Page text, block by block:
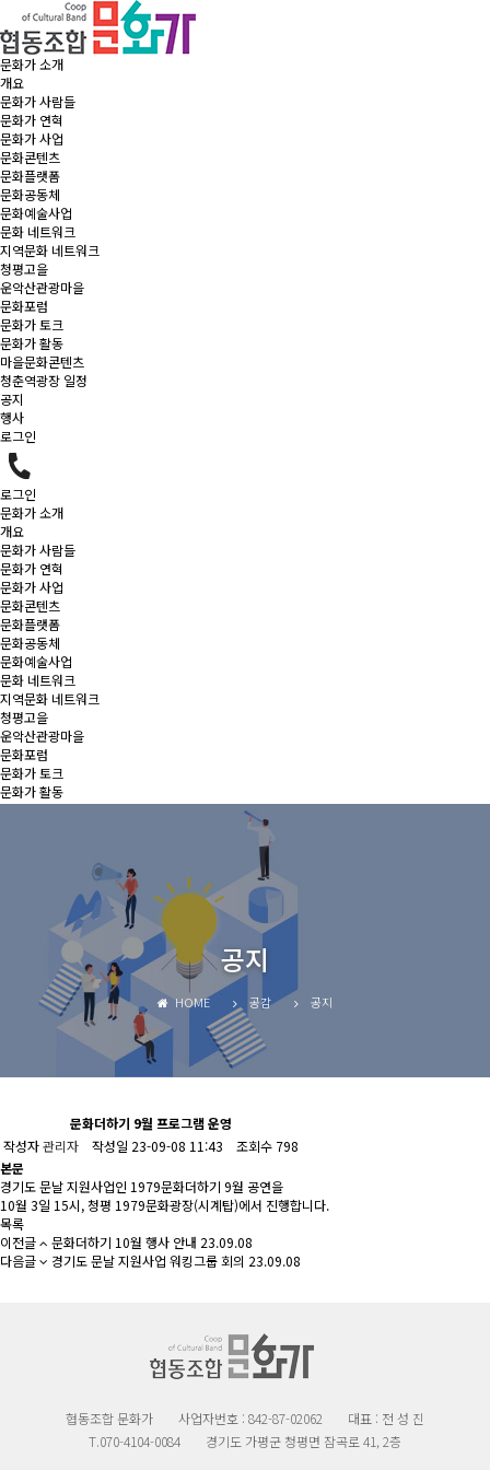
문화가 소개
개요
문화가 사람들
문화가 연혁
문화가 사업
문화콘텐츠
문화플랫폼
문화공동체
문화예술사업
문화 네트워크
지역문화 네트워크
청평고을
운악산관광마을
문화포럼
문화가 토크
문화가 활동
마을문화콘텐츠
청춘역광장 일정
공지
행사
로그인
로그인
문화가 소개
개요
문화가 사람들
문화가 연혁
문화가 사업
문화콘텐츠
문화플랫폼
문화공동체
문화예술사업
문화 네트워크
지역문화 네트워크
청평고을
운악산관광마을
문화포럼
문화가 토크
문화가 활동
마을문화콘텐츠
공지
HOME 공감 공지
문화더하기 9월 프로그램 운영
작성자관리자 작성일 23-09-08 11:43 조회수 798
본문
경기도 문날 지원사업인 1979문화더하기 9월 공연을
10월 3일 15시, 청평 1979문화광장(시계탑)에서 진행합니다.
목록
이전글
문화더하기 10월 행사 안내 23.09.08
다음글
경기도 문날 지원사업 워킹그룹 회의 23.09.08
협동조합 문화가 사업자번호 : 842-87-02062
대표 : 전 성 진
T.070-4104-0084
경기도 가평군 청평면 잠곡로 41, 2층